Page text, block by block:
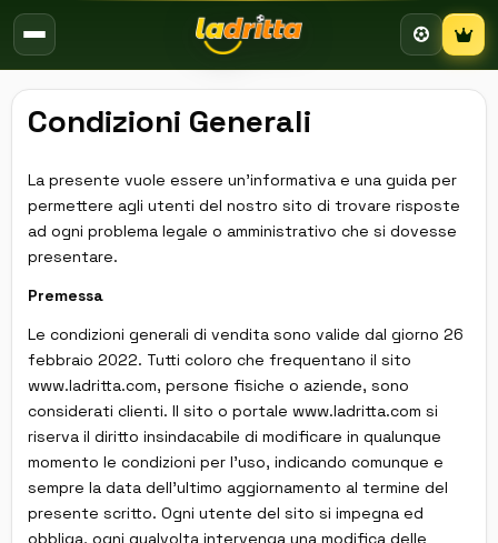
Condizioni Generali
La presente vuole essere un'informativa e una guida per
permettere agli utenti del nostro sito di trovare risposte
ad ogni problema legale o amministrativo che si dovesse
presentare.
Premessa
Le condizioni generali di vendita sono valide dal giorno 26
febbraio 2022. Tutti coloro che frequentano il sito
www.ladritta.com, persone fisiche o aziende, sono
considerati clienti. Il sito o portale www.ladritta.com si
riserva il diritto insindacabile di modificare in qualunque
momento le condizioni per l'uso, indicando comunque e
sempre la data dell'ultimo aggiornamento al termine del
presente scritto. Ogni utente del sito si impegna ed
obbliga, ogni qualvolta intervenga una modifica delle